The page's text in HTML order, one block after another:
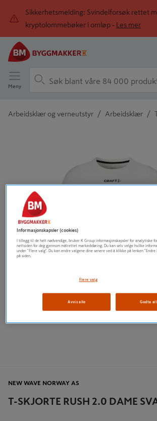
Sikkerhetsmelding: Svindelforsøk rettet
kryptolommebøker i omløp -
Les mer
Meny
Arbeidsklær og verneutstyr / Arbeidsklær /
T-SKJORTE RUSH 2.0 DAME
NEW WAVE NORWAY AS
Informasjonskapsler (cookies)
I tillegg til de helt nødvendige, bruker K Group informasjonskapsler for analytiske
nettsiden for deg gjennom målrettet markedsføring. Du kan selv velge hvilke
under "Flere valg". Du kan endre valgene dine senere ved å klikke på lenken "Endre
på siden.
Flere valg
Avvis alle Godta